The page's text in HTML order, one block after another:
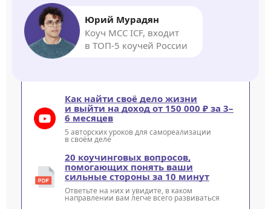
Юрий Мурадян
Коуч MCC ICF, входит
в ТОП-5 коучей России
Как найти своё дело жизни
и выйти на доход от 150 000 ₽ за 3–
6 месяцев
5 авторских уроков для самореализации
в своём деле
20 коучинговых вопросов,
помогающих понять ваши
сильные стороны за 10 минут
Ответьте на них и увидите, в каком
направлении вам легче всего развиваться